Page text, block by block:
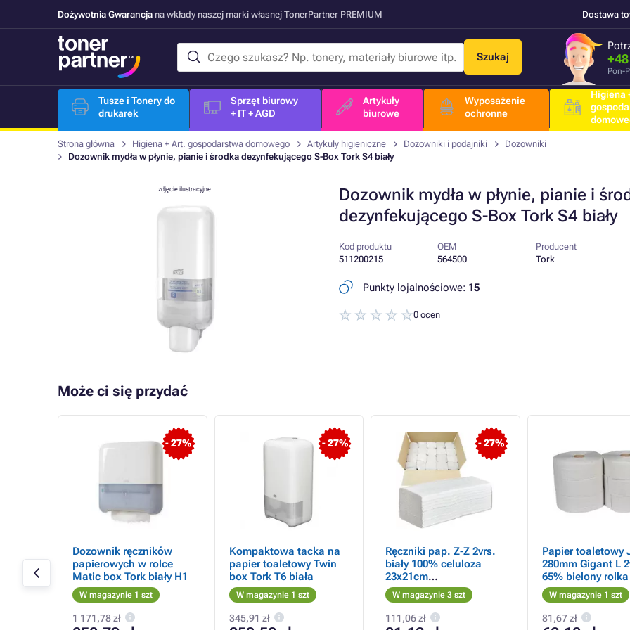
Dożywotnia Gwarancja na wkłady naszej marki własnej TonerPartner PREMIUM Dostawa
Szukaj
Pon-
Tusze i Tonery do
drukarek
Sprzęt biurowy
+ IT + AGD
Artykuły
biurowe
Wyposażenie
ochronne
Higiena
Strona główna Higiena + Art. gospodarstwa domowego Artykuły higieniczne Dozowniki i podajniki
Dozowniki
Dozownik mydła w płynie, pianie i środka dezynfekującego S-Box Tork S4 biały
Dozownik mydła w płynie, pianie i
dezynfekującego S-Box Tork S4 biały
zdjęcie ilustracyjne
Kod produktu
511200215
OEM
564500
Producent
Tork
Punkty lojalnościowe: 15
0 ocen
Może ci się przydać
- 27%
Dozownik ręczników
papierowych w rolce
Matic box Tork biały H1
W magazynie 1 szt
1 171,78 zł
- 27%
Kompaktowa tacka na
papier toaletowy Twin
box Tork T6 biała
W magazynie 1 szt
345,91 zł
- 27%
Ręczniki pap. Z-Z 2vrs.
biały 100% celuloza
23x21cm
20x150szt=3000szt w
pudełku
W magazynie 3 szt
111,06 zł
Papier toaletowy
280mm Gigant L
65% bielony rolka
6szt /sprzedaż po
opakowaniu
W magazynie 1 szt
81,67 zł